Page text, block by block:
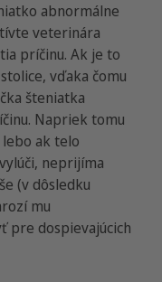
abnormálne
veterinára
príčinu. Ak je to
vďaka čomu
šteniatka
Napriek tomu
ak telo
neprijíma
(v dôsledku
mu
pre dospievajúcich